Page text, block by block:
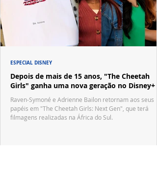
Depois de mais de 15 anos, "The Cheetah
Girls" ganha uma nova geração no Disney+
Raven-Symoné e Adrienne Bailon retornam aos seus
papéis em "The Cheetah Girls: Next Gen", que terá
filmagens realizadas na África do Sul.
ESPECIAL DISNEY